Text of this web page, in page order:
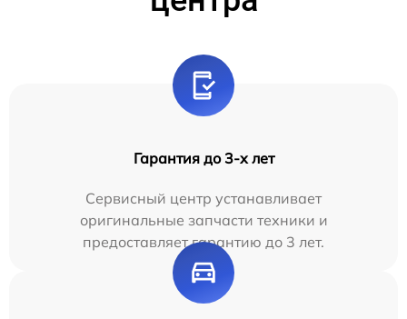
Гарантия до 3-х лет
Сервисный центр устанавливает
оригинальные запчасти техники и
предоставляет гарантию до 3 лет.